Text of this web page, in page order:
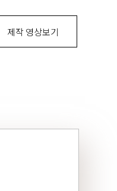
제작 영상보기